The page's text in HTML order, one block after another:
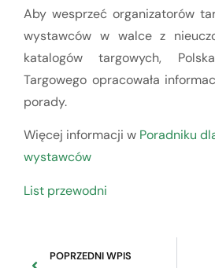
Aby wesprzeć organizatorów
wystawców w walce z
katalogów targowych,
Targowego opracowała
porady.
Więcej informacji w Poradniku
wystawców
List przewodni
POPRZEDNI WPIS